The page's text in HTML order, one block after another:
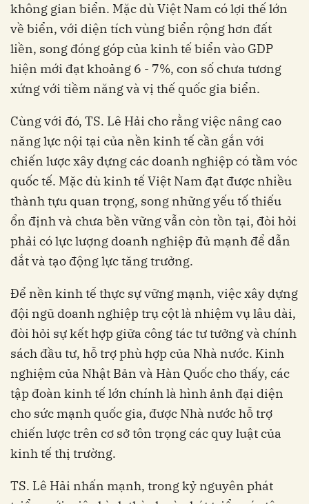
không gian biển. Mặc dù Việt Nam có lợi thế lớn
về biển, với diện tích vùng biển rộng hơn đất
liền, song đóng góp của kinh tế biển vào GDP
hiện mới đạt khoảng 6 - 7%, con số chưa tương
xứng với tiềm năng và vị thế quốc gia biển.
Cùng với đó, TS. Lê Hải cho rằng việc nâng cao
năng lực nội tại của nền kinh tế cần gắn với
chiến lược xây dựng các doanh nghiệp có tầm vóc
quốc tế. Mặc dù kinh tế Việt Nam đạt được nhiều
thành tựu quan trọng, song những yếu tố thiếu
ổn định và chưa bền vững vẫn còn tồn tại, đòi hỏi
phải có lực lượng doanh nghiệp đủ mạnh để dẫn
dắt và tạo động lực tăng trưởng.
Để nền kinh tế thực sự vững mạnh, việc xây dựng
đội ngũ doanh nghiệp trụ cột là nhiệm vụ lâu dài,
đòi hỏi sự kết hợp giữa công tác tư tưởng và chính
sách đầu tư, hỗ trợ phù hợp của Nhà nước. Kinh
nghiệm của Nhật Bản và Hàn Quốc cho thấy, các
tập đoàn kinh tế lớn chính là hình ảnh đại diện
cho sức mạnh quốc gia, được Nhà nước hỗ trợ
chiến lược trên cơ sở tôn trọng các quy luật của
kinh tế thị trường.
TS. Lê Hải nhấn mạnh, trong kỷ nguyên phát